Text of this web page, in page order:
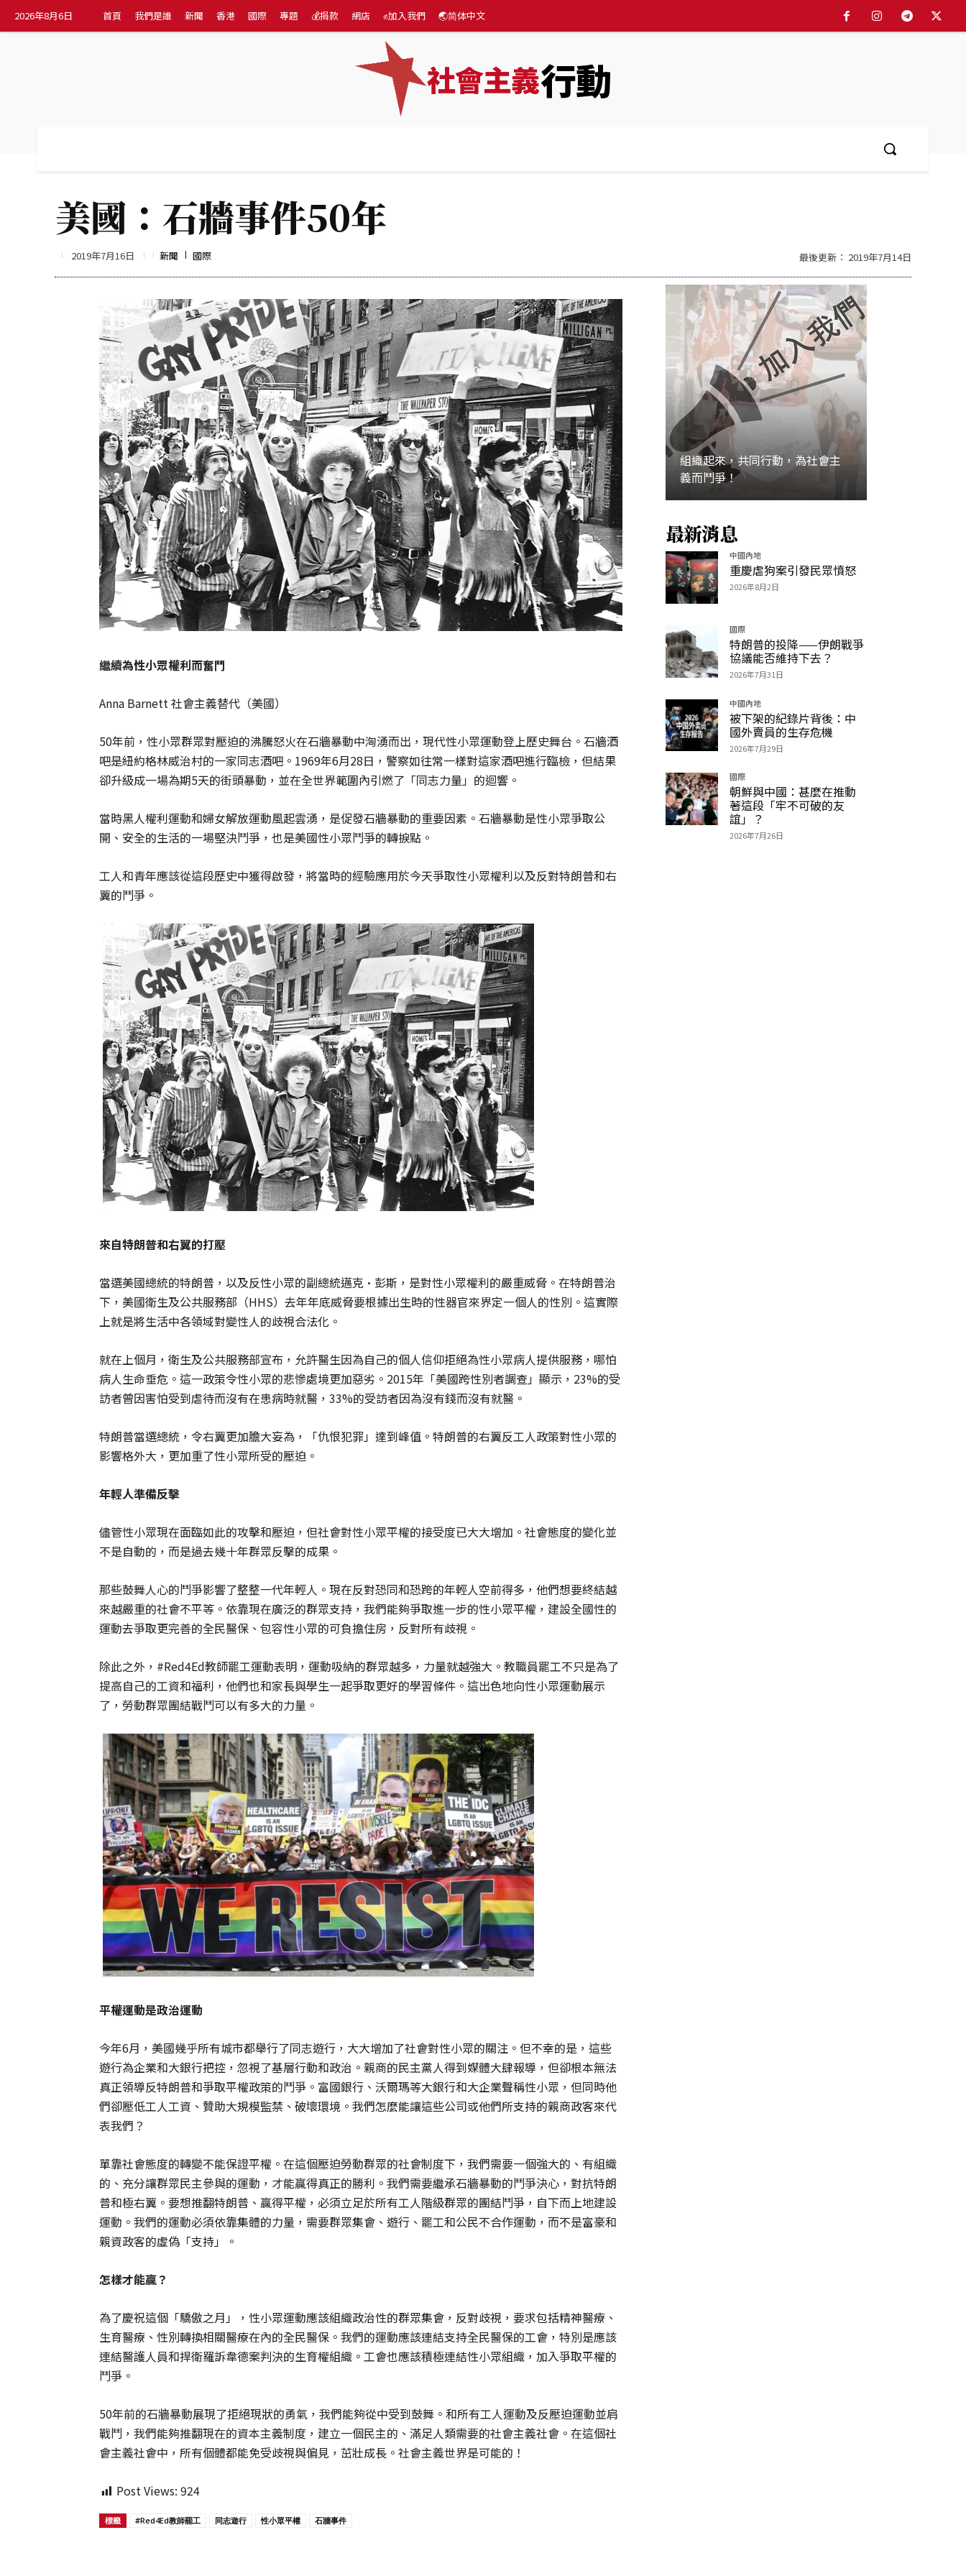
2026年8月6日 首頁 我們是誰 新聞 香港 國際 專題 💰捐款 網店 ✊加入我們 🌏简体中文
社會主義行動
美國：石牆事件50年
2019年7月16日 最後更新： 2019年7月14日
新聞 國際
繼續為性小眾權利而奮鬥
Anna Barnett 社會主義替代（美國）
50年前，性小眾群眾對壓迫的沸騰怒火在石牆暴動中洶湧而出，現代性小眾運動登上歷史舞台。石牆酒
吧是紐約格林威治村的一家同志酒吧。1969年6月28日，警察如往常一樣對這家酒吧進行臨檢，但結果
卻升級成一場為期5天的街頭暴動，並在全世界範圍內引燃了「同志力量」的迴響。
當時黑人權利運動和婦女解放運動風起雲湧，是促發石牆暴動的重要因素。石牆暴動是性小眾爭取公
開、安全的生活的一場堅決鬥爭，也是美國性小眾鬥爭的轉捩點。
工人和青年應該從這段歷史中獲得啟發，將當時的經驗應用於今天爭取性小眾權利以及反對特朗普和右
翼的鬥爭。
來自特朗普和右翼的打壓
當選美國總統的特朗普，以及反性小眾的副總統邁克·彭斯，是對性小眾權利的嚴重威脅。在特朗普治
下，美國衛生及公共服務部（HHS）去年年底威脅要根據出生時的性器官來界定一個人的性別。這實際
上就是將生活中各領域對變性人的歧視合法化。
就在上個月，衛生及公共服務部宣布，允許醫生因為自己的個人信仰拒絕為性小眾病人提供服務，哪怕
病人生命垂危。這一政策令性小眾的悲慘處境更加惡劣。2015年「美國跨性別者調查」顯示，23%的受
訪者曾因害怕受到虐待而沒有在患病時就醫，33%的受訪者因為沒有錢而沒有就醫。
特朗普當選總統，令右翼更加膽大妄為，「仇恨犯罪」達到峰值。特朗普的右翼反工人政策對性小眾的
影響格外大，更加重了性小眾所受的壓迫。
年輕人準備反擊
儘管性小眾現在面臨如此的攻擊和壓迫，但社會對性小眾平權的接受度已大大增加。社會態度的變化並
不是自動的，而是過去幾十年群眾反擊的成果。
那些鼓舞人心的鬥爭影響了整整一代年輕人。現在反對恐同和恐跨的年輕人空前得多，他們想要終結越
來越嚴重的社會不平等。依靠現在廣泛的群眾支持，我們能夠爭取進一步的性小眾平權，建設全國性的
運動去爭取更完善的全民醫保、包容性小眾的可負擔住房，反對所有歧視。
除此之外，#Red4Ed教師罷工運動表明，運動吸納的群眾越多，力量就越強大。教職員罷工不只是為了
提高自己的工資和福利，他們也和家長與學生一起爭取更好的學習條件。這出色地向性小眾運動展示
了，勞動群眾團結戰鬥可以有多大的力量。
平權運動是政治運動
今年6月，美國幾乎所有城市都舉行了同志遊行，大大增加了社會對性小眾的關注。但不幸的是，這些
遊行為企業和大銀行把控，忽視了基層行動和政治。親商的民主黨人得到媒體大肆報導，但卻根本無法
真正領導反特朗普和爭取平權政策的鬥爭。富國銀行、沃爾瑪等大銀行和大企業聲稱性小眾，但同時他
們卻壓低工人工資、贊助大規模監禁、破壞環境。我們怎麼能讓這些公司或他們所支持的親商政客來代
表我們？
單靠社會態度的轉變不能保證平權。在這個壓迫勞動群眾的社會制度下，我們需要一個強大的、有組織
的、充分讓群眾民主參與的運動，才能贏得真正的勝利。我們需要繼承石牆暴動的鬥爭決心，對抗特朗
普和極右翼。要想推翻特朗普、贏得平權，必須立足於所有工人階級群眾的團結鬥爭，自下而上地建設
運動。我們的運動必須依靠集體的力量，需要群眾集會、遊行、罷工和公民不合作運動，而不是富豪和
親資政客的虛偽「支持」。
怎樣才能贏？
為了慶祝這個「驕傲之月」，性小眾運動應該組織政治性的群眾集會，反對歧視，要求包括精神醫療、
生育醫療、性別轉換相關醫療在內的全民醫保。我們的運動應該連結支持全民醫保的工會，特別是應該
連結醫護人員和捍衛羅訴韋德案判決的生育權組織。工會也應該積極連結性小眾組織，加入爭取平權的
鬥爭。
50年前的石牆暴動展現了拒絕現狀的勇氣，我們能夠從中受到鼓舞。和所有工人運動及反壓迫運動並肩
戰鬥，我們能夠推翻現在的資本主義制度，建立一個民主的、滿足人類需要的社會主義社會。在這個社
會主義社會中，所有個體都能免受歧視與偏見，茁壯成長。社會主義世界是可能的！
Post Views: 924
標籤 #Red4Ed教師罷工 同志遊行 性小眾平權 石牆事件
組織起來，共同行動，為社會主
義而鬥爭！
加入
最新消息
中國內地
重慶虐狗案引發民眾憤怒
2026年8月2日
國際
特朗普的投降——伊朗戰爭
協議能否維持下去？
2026年7月31日
中國內地
被下架的紀錄片背後：中
國外賣員的生存危機
2026年7月29日
國際
朝鮮與中國：甚麼在推動
著這段「牢不可破的友
誼」？
2026年7月26日